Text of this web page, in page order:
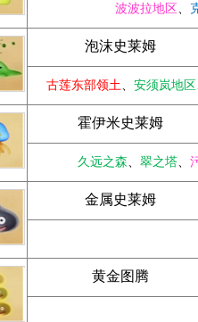
波波拉地区 、
泡沫史莱姆
古莲东部领土、 安须岚地区
霍伊米史莱姆
久远之森、 翠之塔、
金属史莱姆
黄金图腾